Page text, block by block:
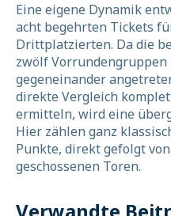
Eine eigene Dynamik
acht begehrten Tickets
Drittplatzierten. Da die
zwölf
gegeneinander
direkte Vergleich
ermitteln, wird eine
Hier zählen ganz
Punkte, direkt gefolgt
geschossenen Toren.